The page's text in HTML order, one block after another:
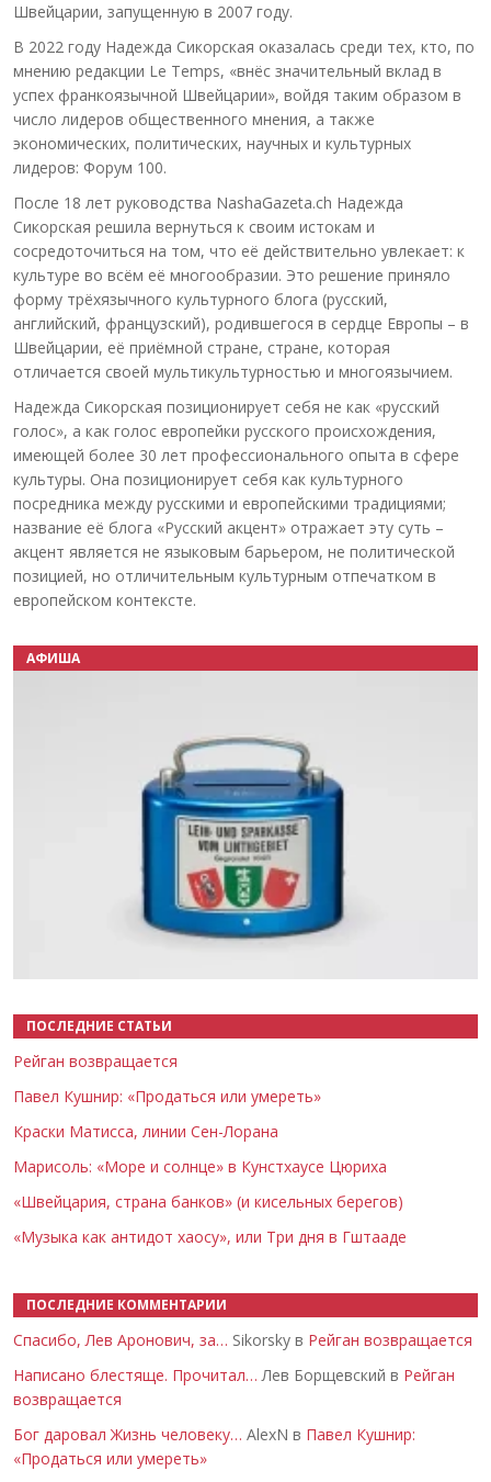
Швейцарии, запущенную в 2007 году.
В 2022 году Надежда Сикорская оказалась среди тех, кто, по
мнению редакции Le Temps, «внёс значительный вклад в
успех франкоязычной Швейцарии», войдя таким образом в
число лидеров общественного мнения, а также
экономических, политических, научных и культурных
лидеров: Форум 100.
После 18 лет руководства NashaGazeta.ch Надежда
Сикорская решила вернуться к своим истокам и
сосредоточиться на том, что её действительно увлекает: к
культуре во всём её многообразии. Это решение приняло
форму трёхязычного культурного блога (русский,
английский, французский), родившегося в сердце Европы – в
Швейцарии, её приёмной стране, стране, которая
отличается своей мультикультурностью и многоязычием.
Надежда Сикорская позиционирует себя не как «русский
голос», а как голос европейки русского происхождения,
имеющей более 30 лет профессионального опыта в сфере
культуры. Она позиционирует себя как культурного
посредника между русскими и европейскими традициями;
название её блога «Русский акцент» отражает эту суть –
акцент является не языковым барьером, не политической
позицией, но отличительным культурным отпечатком в
европейском контексте.
АФИША
ПОСЛЕДНИЕ СТАТЬИ
Рейган возвращается
Павел Кушнир: «Продаться или умереть»
Краски Матисса, линии Сен-Лорана
Марисоль: «Море и солнце» в Кунстхаусе Цюриха
«Швейцария, страна банков» (и кисельных берегов)
«Музыка как антидот хаосу», или Три дня в Гштааде
ПОСЛЕДНИЕ КОММЕНТАРИИ
Спасибо, Лев Аронович, за… Sikorsky в Рейган возвращается
Написано блестяще. Прочитал… Лев Борщевский в Рейган
возвращается
Бог даровал Жизнь человеку… AlexN в Павел Кушнир:
«Продаться или умереть»